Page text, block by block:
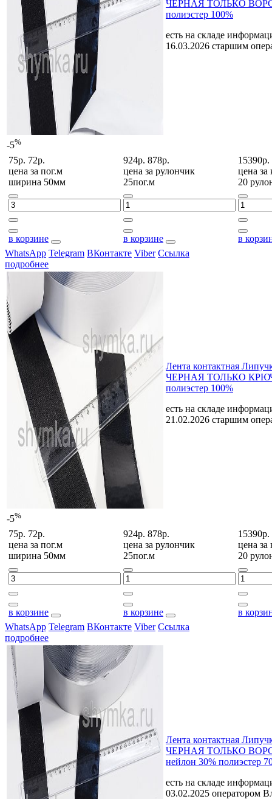
-5%
ЧЕРНАЯ ТОЛЬКО ВОРС
полиэстер 100%
есть на складе
16.03.2026 старшим
75р. 72р.
цена за пог.м
ширина 50мм
в корзине
924р. 878р.
цена за рулончик
25пог.м
в корзине
15390р.
цена за
20
в
WhatsApp Telegram ВКонтакте Viber Ссылка
подробнее
-5%
Лента контактная
ЧЕРНАЯ ТОЛЬКО
полиэстер 100%
есть на складе
21.02.2026 старшим
75р. 72р.
цена за пог.м
ширина 50мм
в корзине
924р. 878р.
цена за рулончик
25пог.м
в корзине
15390р.
цена за
20
в
WhatsApp Telegram ВКонтакте Viber Ссылка
подробнее
Лента контактная
ЧЕРНАЯ ТОЛЬКО ВОРС
нейлон 30% полиэстер
есть на складе
03.02.2025 оператором